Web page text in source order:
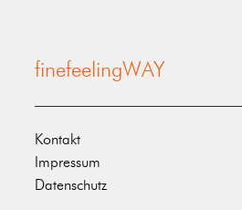
finefeelingWAY
Kontakt
Impressum
Datenschutz